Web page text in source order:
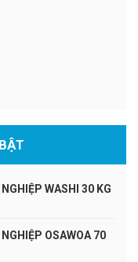
WASHI 30 KG
OSAWOA 70